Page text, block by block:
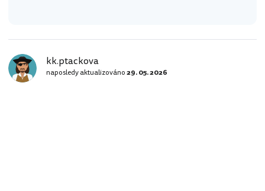
kk.ptackova
naposledy aktualizováno29. 05. 2026